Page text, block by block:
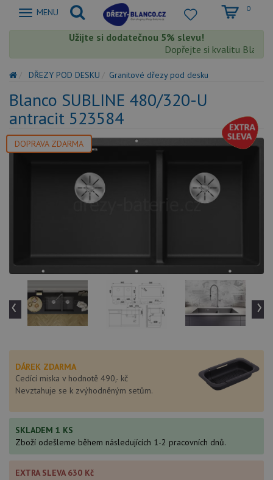
Zobrazit
MENU 0
Užijte si dodatečnou 5% slevu!
Dopřejte si kvalitu Blanco
DŘEZY POD DESKU Granitové dřezy pod desku
Blanco SUBLINE 480/320-U
antracit 523584
DOPRAVA ZDARMA
‹ ›
DÁREK ZDARMA
Cedící miska v hodnotě 490,- kč
Nevztahuje se k zvýhodněným setům.
SKLADEM 1 KS
Zboží odešleme během následujících 1-2 pracovních dnů.
EXTRA SLEVA 630 Kč